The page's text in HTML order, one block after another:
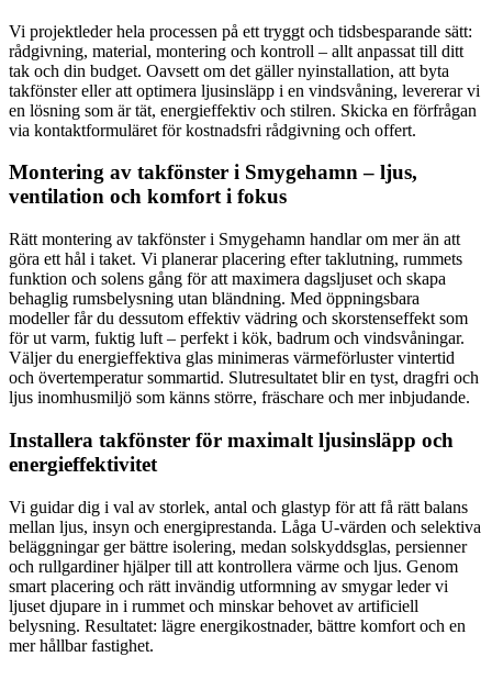
Vi projektleder hela processen på ett tryggt och tidsbesparande sätt:
rådgivning, material, montering och kontroll – allt anpassat till ditt
tak och din budget. Oavsett om det gäller nyinstallation, att byta
takfönster eller att optimera ljusinsläpp i en vindsvåning, levererar vi
en lösning som är tät, energieffektiv och stilren. Skicka en förfrågan
via kontaktformuläret för kostnadsfri rådgivning och offert.
Montering av takfönster i Smygehamn – ljus,
ventilation och komfort i fokus
Rätt montering av takfönster i Smygehamn handlar om mer än att
göra ett hål i taket. Vi planerar placering efter taklutning, rummets
funktion och solens gång för att maximera dagsljuset och skapa
behaglig rumsbelysning utan bländning. Med öppningsbara
modeller får du dessutom effektiv vädring och skorstenseffekt som
för ut varm, fuktig luft – perfekt i kök, badrum och vindsvåningar.
Väljer du energieffektiva glas minimeras värmeförluster vintertid
och övertemperatur sommartid. Slutresultatet blir en tyst, dragfri och
ljus inomhusmiljö som känns större, fräschare och mer inbjudande.
Installera takfönster för maximalt ljusinsläpp och
energieffektivitet
Vi guidar dig i val av storlek, antal och glastyp för att få rätt balans
mellan ljus, insyn och energiprestanda. Låga U-värden och selektiva
beläggningar ger bättre isolering, medan solskyddsglas, persienner
och rullgardiner hjälper till att kontrollera värme och ljus. Genom
smart placering och rätt invändig utformning av smygar leder vi
ljuset djupare in i rummet och minskar behovet av artificiell
belysning. Resultatet: lägre energikostnader, bättre komfort och en
mer hållbar fastighet.